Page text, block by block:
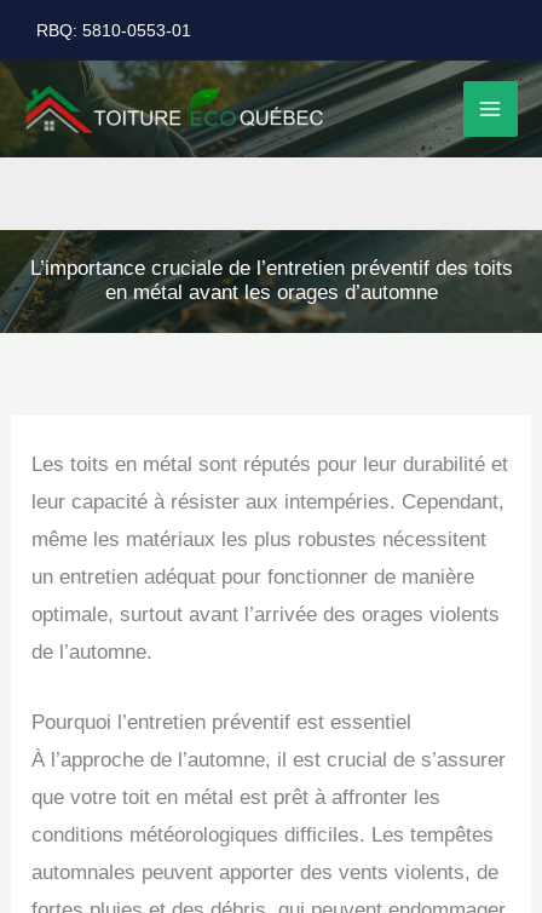
au
contenu
RBQ: 5810-0553-01
L’importance cruciale de l’entretien préventif des toits
en métal avant les orages d’automne
Les toits en métal sont réputés pour leur durabilité et
leur capacité à résister aux intempéries. Cependant,
même les matériaux les plus robustes nécessitent
un entretien adéquat pour fonctionner de manière
optimale, surtout avant l’arrivée des orages violents
de l’automne.
Pourquoi l’entretien préventif est essentiel
À l’approche de l’automne, il est crucial de s’assurer
que votre toit en métal est prêt à affronter les
conditions météorologiques difficiles. Les tempêtes
automnales peuvent apporter des vents violents, de